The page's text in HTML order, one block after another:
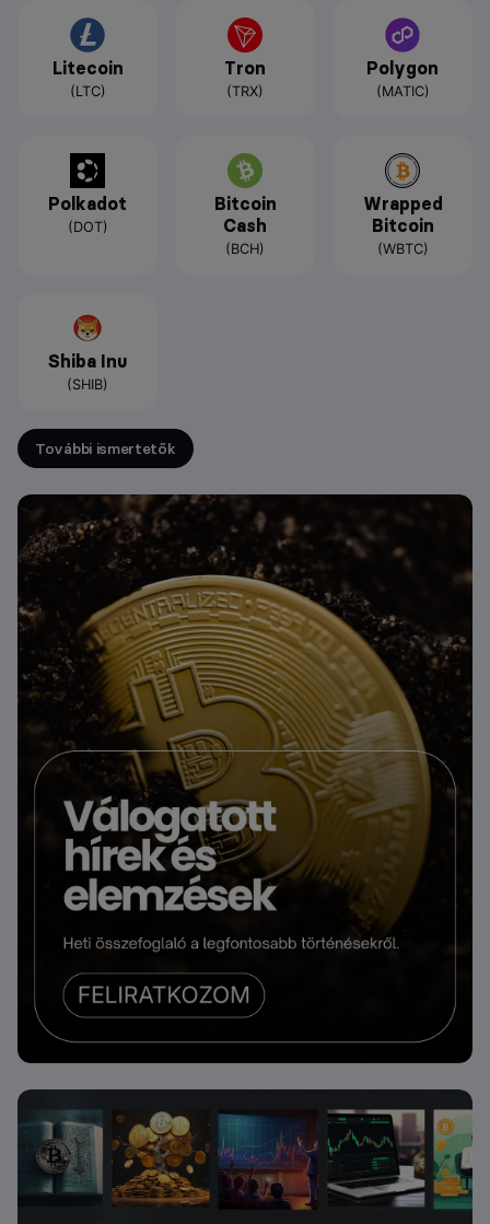
Litecoin
(LTC)
Tron
(TRX)
Polygon
(MATIC)
Polkadot
(DOT)
Bitcoin
Cash
(BCH)
Wrapped
Bitcoin
(WBTC)
Shiba Inu
(SHIB)
További ismertetők